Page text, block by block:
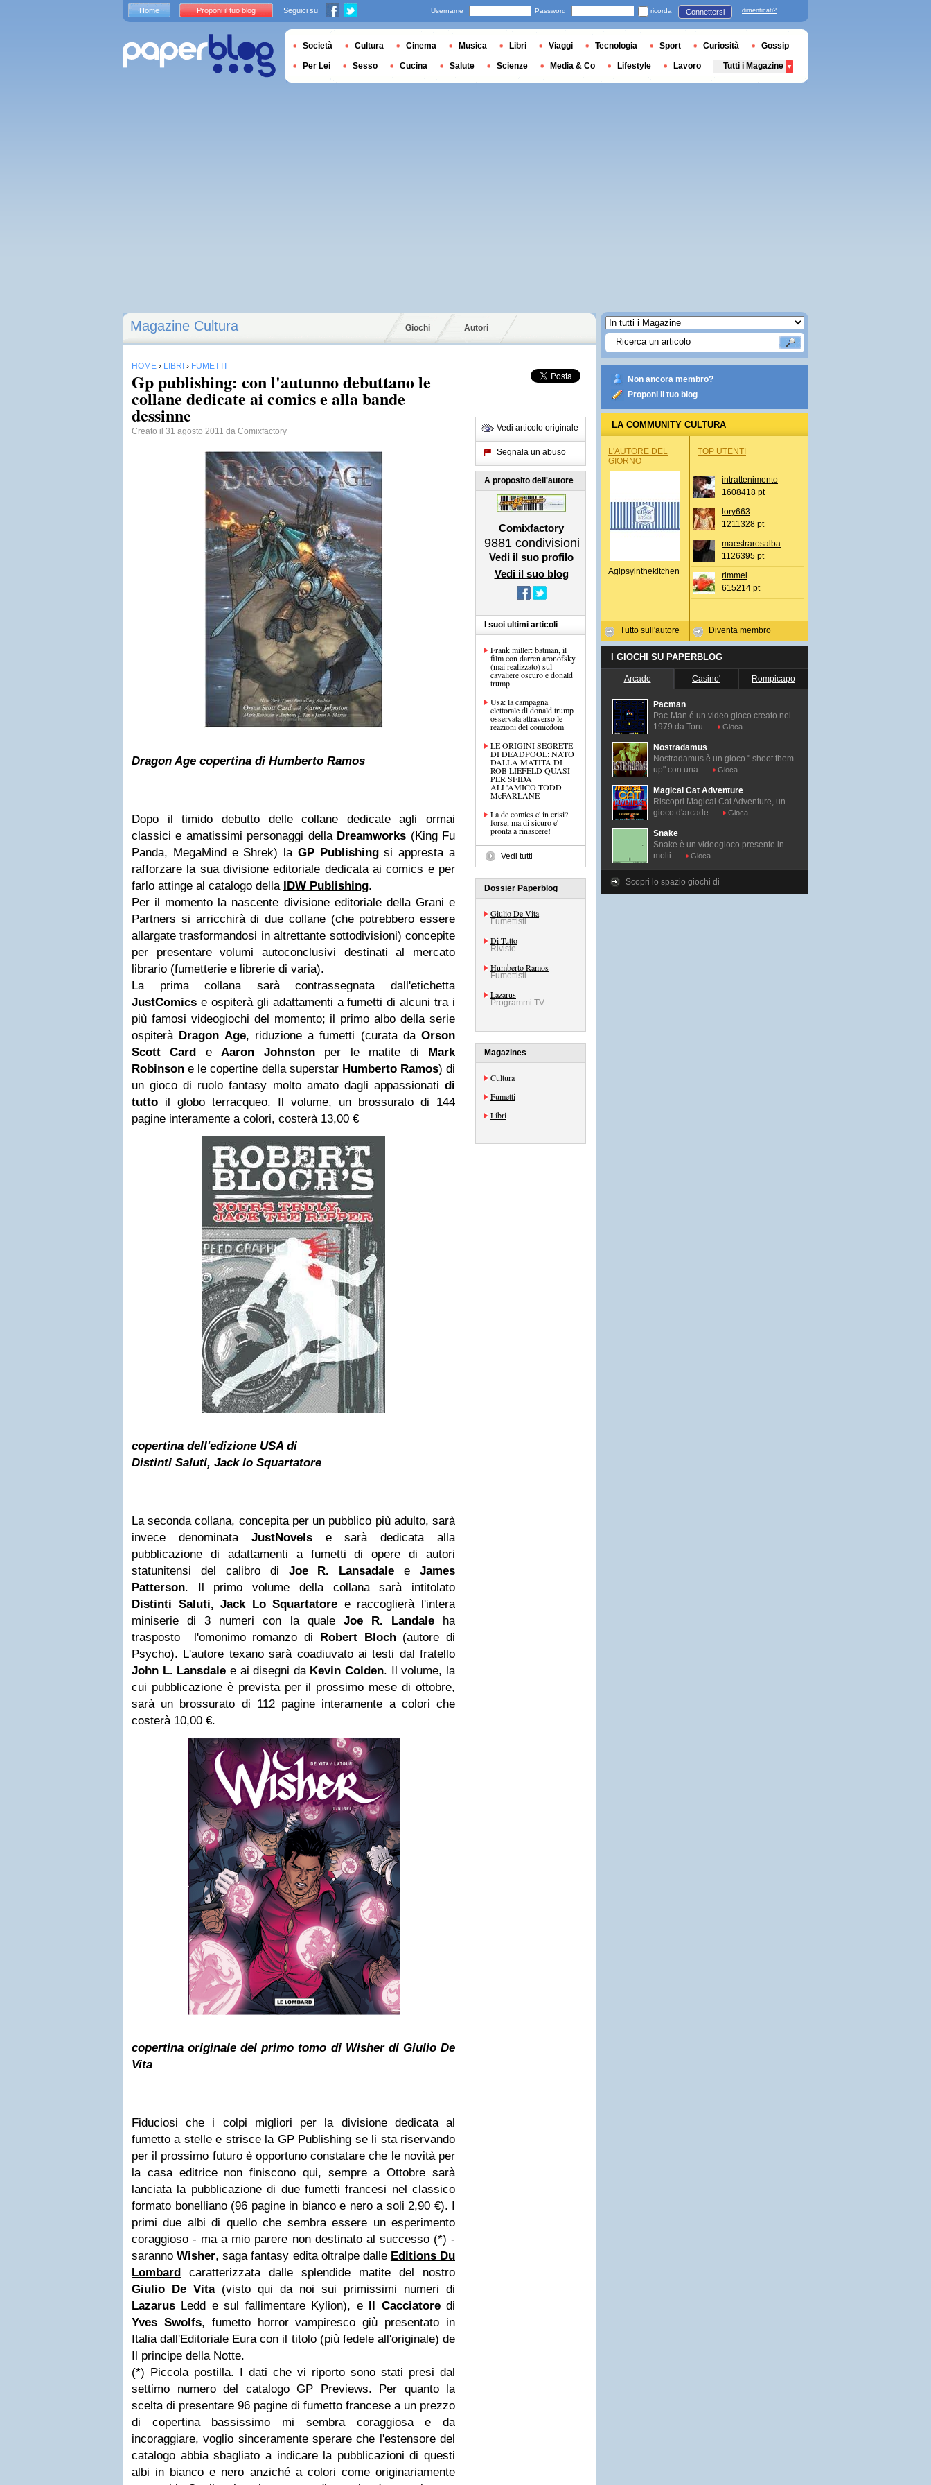
Magazine Cultura Giochi Autori
HOME › LIBRI › FUMETTI
Gp publishing: con l'autunno debuttano le
collane dedicate ai comics e alla bande
dessinne
Creato il 31 agosto 2011 da Comixfactory
Dragon Age copertina di Humberto Ramos
Dopo il timido debutto delle collane dedicate agli ormai
classici e amatissimi personaggi della Dreamworks (King Fu
Panda, MegaMind e Shrek) la GP Publishingsi appresta a
rafforzare la sua divisione editoriale dedicata ai comics e per
farlo attinge al catalogo della IDW Publishing.
Per il momento la nascente divisione editoriale della Grani e
Partners si arricchirà di due collane (che potrebbero essere
allargate trasformandosi in altrettante sottodivisioni) concepite
per presentare volumi autoconclusivi destinati al mercato
librario (fumetterie e librerie di varia).
La prima collana sarà contrassegnata dall'etichetta
JustComics e ospiterà gli adattamenti a fumetti di alcuni tra i
più famosi videogiochi del momento; il primo albo della serie
ospiterà Dragon Age, riduzione a fumetti (curata da Orson
Scott Card eAaron Johnstonper le matite di Mark
Robinson e le copertine della superstar Humberto Ramos) di
un gioco di ruolo fantasy molto amato dagli appassionati di
tutto il globo terracqueo. Il volume, un brossurato di 144
pagine interamente a colori, costerà 13,00 €
copertina dell'edizione USA di
Distinti Saluti, Jack lo Squartatore
La seconda collana, concepita per un pubblico più adulto, sarà
invece denominata JustNovels e sarà dedicata alla
pubblicazione di adattamenti a fumetti di opere di autori
statunitensi del calibro di Joe R. Lansadale e James
Patterson. Il primo volume della collana sarà intitolato
Distinti Saluti, Jack Lo Squartatore e raccoglierà l'intera
miniserie di 3 numeri con la quale Joe R. Landaleha
trasposto l'omonimo romanzo di Robert Bloch(autore di
Psycho). L'autore texano sarà coadiuvato ai testi dal fratello
John L. Lansdale e ai disegni da Kevin Colden. Il volume, la
cui pubblicazione è prevista per il prossimo mese di ottobre,
sarà un brossurato di 112 pagine interamente a colori che
costerà 10,00 €.
copertina originale del primo tomo di Wisher di Giulio De
Vita
Fiduciosi che i colpi migliori per la divisione dedicata al
fumetto a stelle e strisce la GP Publishing se li sta riservando
per il prossimo futuro è opportuno constatare che le novità per
la casa editrice non finiscono qui, sempre a Ottobre sarà
lanciata la pubblicazione di due fumetti francesi nel classico
formato bonelliano (96 pagine in bianco e nero a soli 2,90 €). I
primi due albi di quello che sembra essere un esperimento
coraggioso - ma a mio parere non destinato al successo (*) -
sarannoWisher, saga fantasy edita oltralpe dalle Editions Du
Lombard caratterizzata dalle splendide matite del nostro
Giulio De Vita(visto qui da noi sui primissimi numeri di
Lazarus Ledd e sul fallimentare Kylion), e Il Cacciatoredi
Yves Swolfs, fumetto horror vampiresco giù presentato in
Italia dall'Editoriale Eura con il titolo (più fedele all'originale) de
Il principe della Notte.
(*) Piccola postilla. I dati che vi riporto sono stati presi dal
settimo numero del catalogo GP Previews. Per quanto la
scelta di presentare 96 pagine di fumetto francese a un prezzo
di copertina bassissimo mi sembra coraggiosa e da
incoraggiare, voglio sinceramente sperare che l'estensore del
catalogo abbia sbagliato a indicare la pubblicazioni di questi
albi in bianco e nero anziché a colori come originariamente
Vedi articolo originale
Segnala un abuso
A proposito dell'autore
Comixfactory
9881 condivisioni
Vedi il suo profilo
Vedi il suo blog
I suoi ultimi articoli
Frank miller: batman, il
film con darren aronofsky
(mai realizzato) sul
cavaliere oscuro e donald
trump
Usa: la campagna
elettorale di donald trump
osservata attraverso le
reazioni del comicdom
LE ORIGINI SEGRETE
DI DEADPOOL: NATO
DALLA MATITA DI
ROB LIEFELD QUASI
PER SFIDA
ALL'AMICO TODD
McFARLANE
La dc comics e' in crisi?
forse, ma di sicuro e'
pronta a rinascere!
Vedi tutti
Dossier Paperblog
Giulio De Vita
Fumettisti
Di Tutto
Riviste
Humberto Ramos
Fumettisti
Lazarus
Programmi TV
Magazines
Cultura
Fumetti
Libri
Non ancora membro?
Proponi il tuo blog
LA COMMUNITY CULTURA
L'AUTORE DEL
GIORNO
Agipsyinthekitchen
Tutto sull'autore
TOP UTENTI
intrattenimento
1608418 pt
lory663
1211328 pt
maestrarosalba
1126395 pt
rimmel
615214 pt
Diventa membro
I GIOCHI SU PAPERBLOG
Arcade Casino' Rompicapo
Pacman
Pac-Man é un video gioco creato nel
1979 da Toru......
Gioca
Nostradamus
Nostradamus è un gioco " shoot them
up" con una......
Gioca
Magical Cat Adventure
Riscopri Magical Cat Adventure, un
gioco d'arcade......
Gioca
Snake
Snake è un videogioco presente in
molti......
Gioca
Scopri lo spazio giochi di
Home Proponi il tuo blog Seguici su Username Password ricorda Connettersi dimenticati?
Società Cultura Cinema Musica Libri Viaggi Tecnologia Sport Curiosità Gossip
Per Lei Sesso Cucina Salute Scienze Media & Co Lifestyle Lavoro Tutti i Magazine